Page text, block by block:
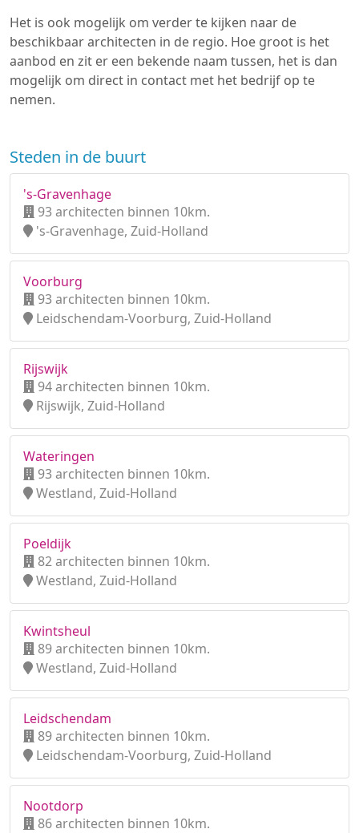
Het is ook mogelijk om verder te kijken naar de
beschikbaar architecten in de regio. Hoe groot is het
aanbod en zit er een bekende naam tussen, het is dan
mogelijk om direct in contact met het bedrijf op te
nemen.
Steden in de buurt
's-Gravenhage
93 architecten binnen 10km.
's-Gravenhage, Zuid-Holland
Voorburg
93 architecten binnen 10km.
Leidschendam-Voorburg, Zuid-Holland
Rijswijk
94 architecten binnen 10km.
Rijswijk, Zuid-Holland
Wateringen
93 architecten binnen 10km.
Westland, Zuid-Holland
Poeldijk
82 architecten binnen 10km.
Westland, Zuid-Holland
Kwintsheul
89 architecten binnen 10km.
Westland, Zuid-Holland
Leidschendam
89 architecten binnen 10km.
Leidschendam-Voorburg, Zuid-Holland
Nootdorp
86 architecten binnen 10km.